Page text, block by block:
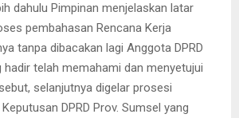
dahulu Pimpinan menjelaskan latar
pembahasan Rencana Kerja
tanpa dibacakan lagi Anggota DPRD
hadir telah memahami dan menyetujui
selanjutnya digelar prosesi
DPRD Prov. Sumsel yang